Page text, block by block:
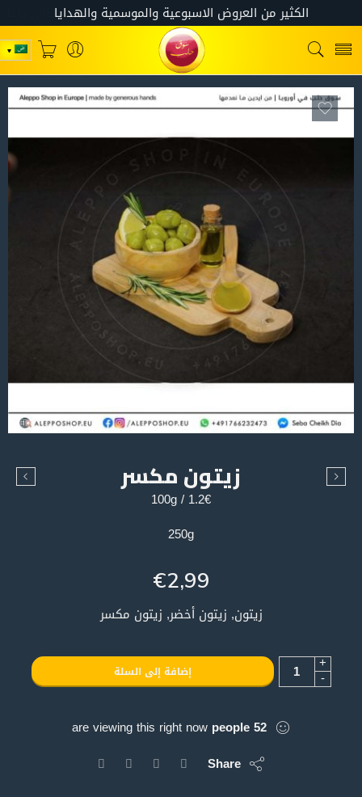
زيتون مكسر
1.2€ / 100g
250g
€2,99
زيتون, زيتون أخضر, زيتون مكسر
+
- إضافة إلى السلة
52
people
are viewing this right now
Share